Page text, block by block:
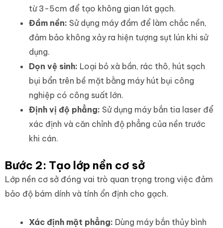
từ 3-5cm để tạo không gian lát gạch.
Đầm nền: Sử dụng máy đầm để làm chắc nền,
đảm bảo không xảy ra hiện tượng sụt lún khi sử
dụng.
Dọn vệ sinh: Loại bỏ xà bần, rác thô, hút sạch
bụi bẩn trên bề mặt bằng máy hút bụi công
nghiệp có công suất lớn.
Định vị độ phẳng: Sử dụng máy bắn tia laser để
xác định và căn chỉnh độ phẳng của nền trước
khi cán.
Bước 2: Tạo lớp nền cơ sở
Lớp nền cơ sở đóng vai trò quan trọng trong việc đảm
bảo độ bám dính và tính ổn định cho gạch.
Xác định mặt phẳng: Dùng máy bắn thủy bình